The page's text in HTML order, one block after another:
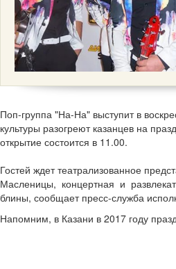
Поп-группа "На-На" выступит в
культуры разогреют казанцев на
открытие состоится в 11.00.
Гостей ждет театрализованное
Масленицы, концертная и
блины, сообщает пресс-служба
Напомним, в Казани в 2017 году